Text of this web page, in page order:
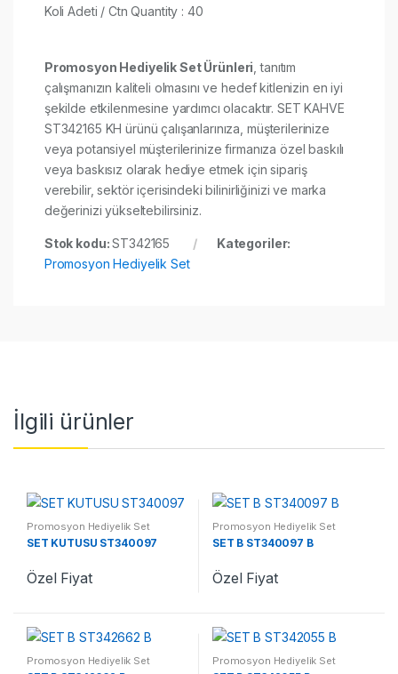
Koli Adeti / Ctn Quantity : 40
Promosyon Hediyelik Set Ürünleri , tanıtım
çalışmanızın kaliteli olmasını ve hedef kitlenizin en iyi
şekilde etkilenmesine yardımcı olacaktır. SET KAHVE
ST342165 KH ürünü çalışanlarınıza, müşterilerinize
veya potansiyel müşterilerinize firmanıza özel baskılı
veya baskısız olarak hediye etmek için sipariş
verebilir, sektör içerisindeki bilinirliğinizi ve marka
değerinizi yükseltebilirsiniz.
Stok kodu:ST342165
Kategoriler:
Promosyon Hediyelik Set
İlgili ürünler
Promosyon Hediyelik Set
SET KUTUSU ST340097
Özel Fiyat
Promosyon Hediyelik Set
SET B ST340097 B
Özel Fiyat
Promosyon Hediyelik Set Promosyon Hediyelik Set